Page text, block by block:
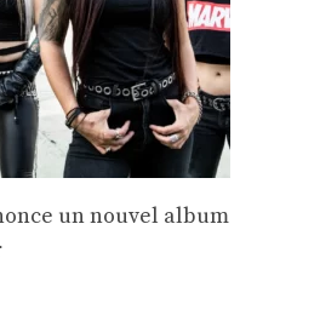
un nouvel album